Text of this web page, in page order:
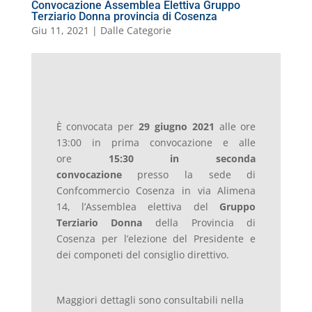
Convocazione Assemblea Elettiva Gruppo
Terziario Donna provincia di Cosenza
Giu 11, 2021 | Dalle Categorie
È convocata per29 giugno 2021 alle ore
13:00 in prima convocazione e alle
ore 15:30
in seconda
convocazionepresso la sede di
Confcommercio Cosenza in via Alimena
14, l’Assemblea elettiva del Gruppo
Terziario Donna della Provincia di
Cosenza per l’elezione del Presidente e
dei componeti del consiglio direttivo.
Maggiori dettagli sono consultabili nella